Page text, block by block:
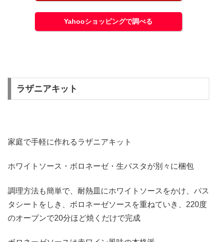
Yahooショッピングで調べる
ラザニアキット
家庭で手軽に作れるラザニアキット
ホワイトソース・ボロネーゼ・生パスタが別々に梱包
調理方法も簡単で、耐熱皿にホワイトソースをかけ、パス
タシートをしき、ボロネーゼソースを重ねていき、220度
のオーブンで20分ほど焼くだけで完成